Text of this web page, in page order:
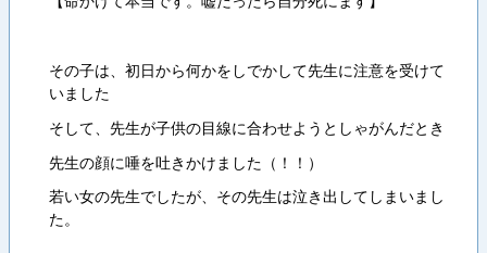
その子は、初日から何かをしでかして先生に注意を受けて
いました
そして、先生が子供の目線に合わせようとしゃがんだとき
先生の顔に唾を吐きかけました（！！）
若い女の先生でしたが、その先生は泣き出してしまいまし
た。